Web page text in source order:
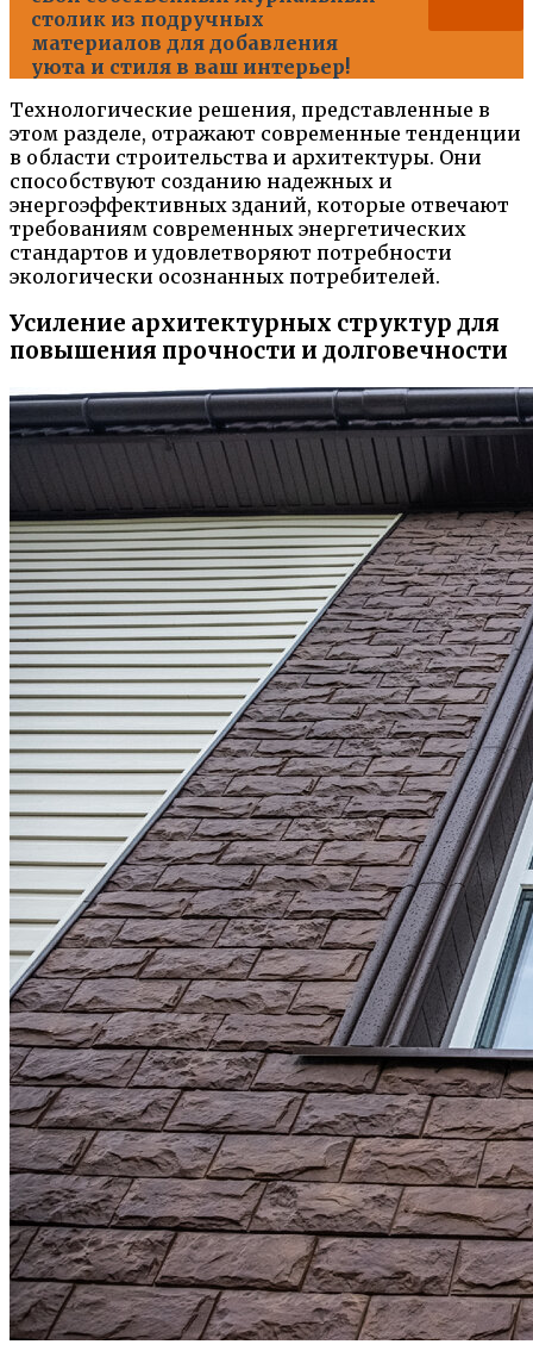
столик из подручных
материалов для добавления
уюта и стиля в ваш интерьер!
Технологические решения, представленные в
этом разделе, отражают современные тенденции
в области строительства и архитектуры. Они
способствуют созданию надежных и
энергоэффективных зданий, которые отвечают
требованиям современных энергетических
стандартов и удовлетворяют потребности
экологически осознанных потребителей.
Усиление архитектурных структур для
повышения прочности и долговечности